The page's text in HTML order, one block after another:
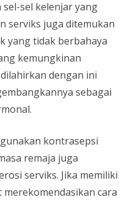
sel kelenjar yang
serviks juga ditemukan
yang tidak berbahaya
kemungkinan
dengan ini
sebagai
kontrasepsi
remaja juga
serviks. Jika memiliki
cara